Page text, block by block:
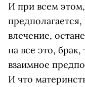
И при всем
влечение,
на все это,
взаимное
И что